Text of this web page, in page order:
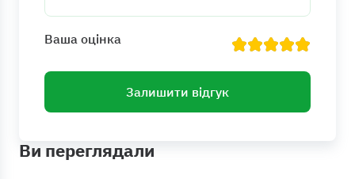
Ваша оцінка
Залишити відгук
Ви переглядали